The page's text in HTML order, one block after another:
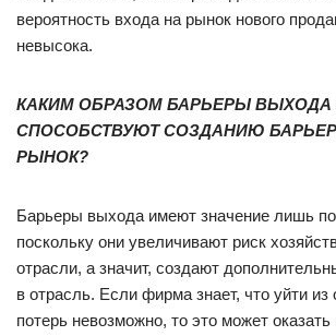
вероятность входа на рынок нового
невысока.
КАКИМ ОБРАЗОМ БАРЬЕРЫ ВЫХОДА
СПОСОБСТВУЮТ СОЗДАНИЮ
РЫНОК?
Барьеры выхода имеют значение лишь
поскольку они увеличивают риск
отрасли, а значит, создают
в отрасль. Если фирма знает, что уйти из
потерь невозможно, то это может